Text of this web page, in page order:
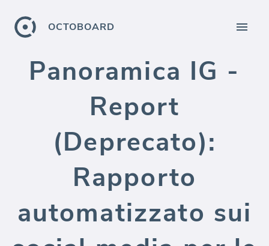
OCTOBOARD
Panoramica IG -
Report
(Deprecato):
Rapporto
automatizzato sui